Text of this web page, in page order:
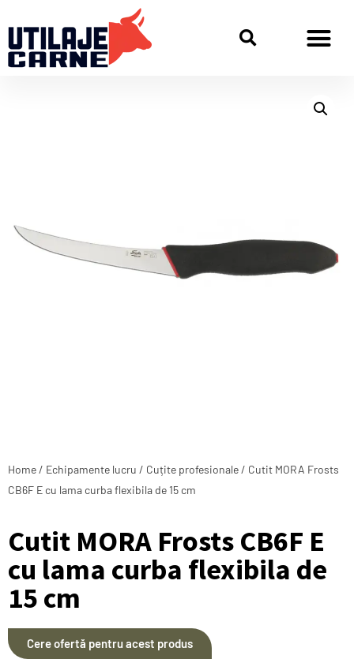
Home / Echipamente lucru / Cuțite profesionale / Cutit MORA Frosts
CB6F E cu lama curba flexibila de 15 cm
Cutit MORA Frosts CB6F E
cu lama curba flexibila de
15 cm
Cere ofertă pentru acest produs